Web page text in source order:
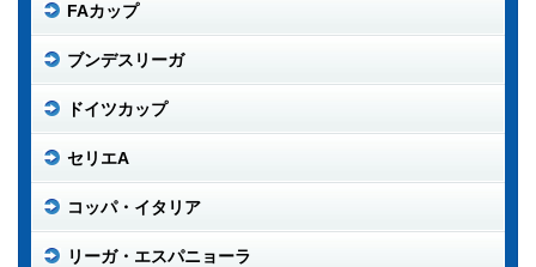
FAカップ
ブンデスリーガ
ドイツカップ
セリエA
コッパ・イタリア
リーガ・エスパニョーラ